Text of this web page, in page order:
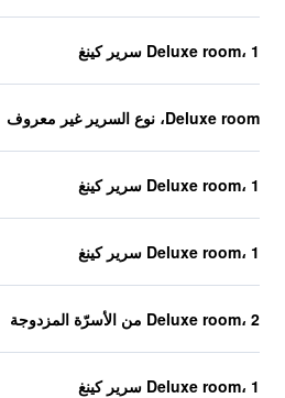
Deluxe room، 1 سرير كينغ
Deluxe room، نوع السرير غير معروف
Deluxe room، 1 سرير كينغ
Deluxe room، 1 سرير كينغ
Deluxe room، 2 من الأسرّة المزدوجة
Deluxe room، 1 سرير كينغ